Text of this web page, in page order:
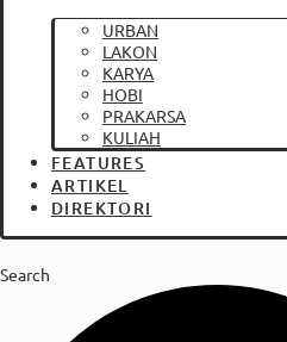
URBAN
LAKON
KARYA
HOBI
PRAKARSA
KULIAH
FEATURES
ARTIKEL
DIREKTORI
Search